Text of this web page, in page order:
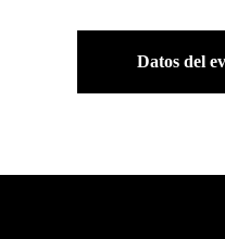
Datos del